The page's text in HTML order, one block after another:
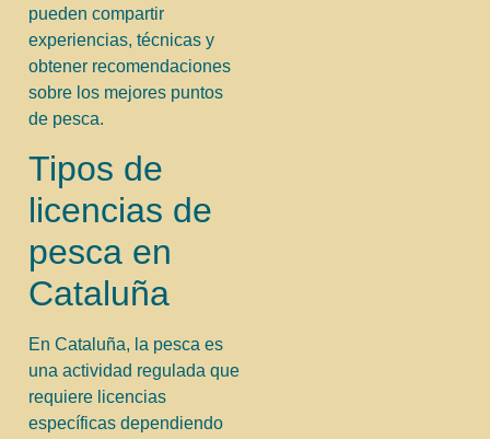
pueden compartir
experiencias, técnicas y
obtener recomendaciones
sobre los mejores puntos
de pesca.
Tipos de
licencias de
pesca en
Cataluña
En Cataluña, la pesca es
una actividad regulada que
requiere licencias
específicas dependiendo